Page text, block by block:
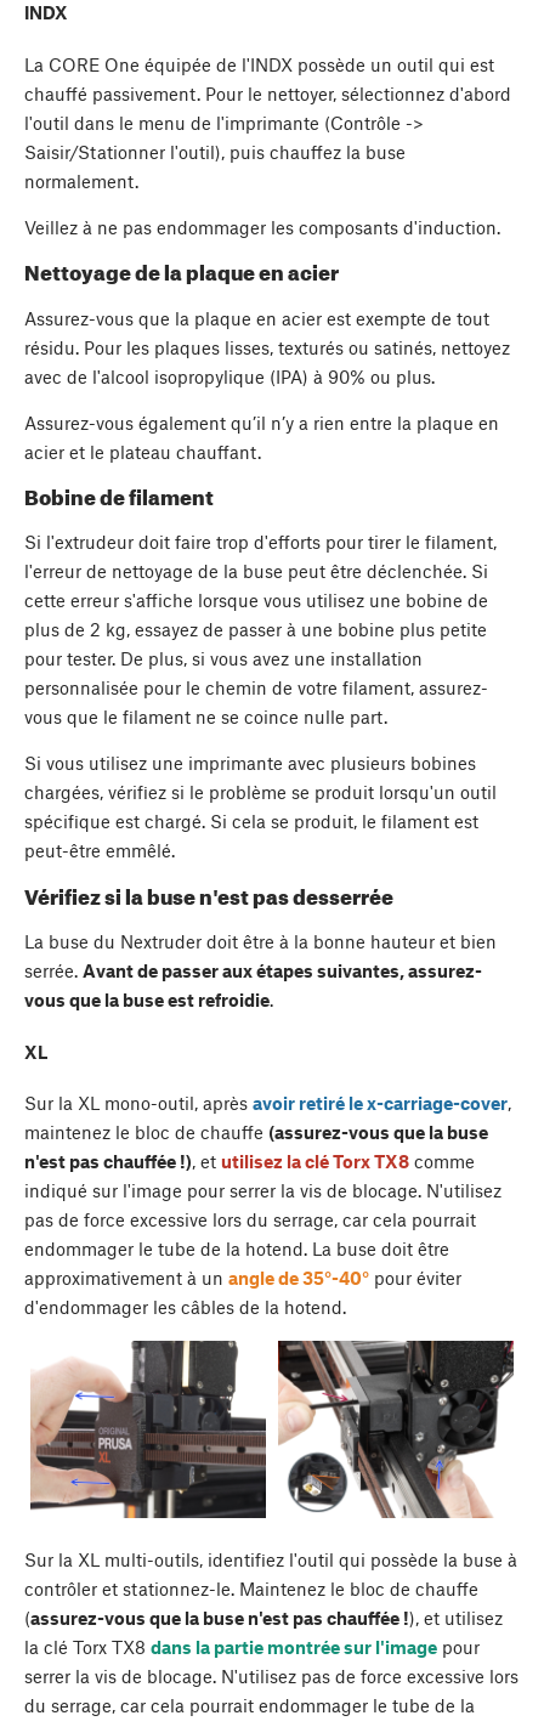
INDX
La CORE One équipée de l'INDX possède un outil qui est
chauffé passivement. Pour le nettoyer, sélectionnez d'abord
l'outil dans le menu de l'imprimante (Contrôle ->
Saisir/Stationner l'outil), puis chauffez la buse
normalement.
Veillez à ne pas endommager les composants d'induction.
Nettoyage de la plaque en acier
Assurez-vous que la plaque en acier est exempte de tout
résidu. Pour les plaques lisses, texturés ou satinés, nettoyez
avec de l'alcool isopropylique (IPA) à 90% ou plus.
Assurez-vous également qu’il n’y a rien entre la plaque en
acier et le plateau chauffant.
Bobine de filament
Si l'extrudeur doit faire trop d'efforts pour tirer le filament,
l'erreur de nettoyage de la buse peut être déclenchée. Si
cette erreur s'affiche lorsque vous utilisez une bobine de
plus de 2 kg, essayez de passer à une bobine plus petite
pour tester. De plus, si vous avez une installation
personnalisée pour le chemin de votre filament, assurez-
vous que le filament ne se coince nulle part.
Si vous utilisez une imprimante avec plusieurs bobines
chargées, vérifiez si le problème se produit lorsqu'un outil
spécifique est chargé. Si cela se produit, le filament est
peut-être emmêlé.
Vérifiez si la buse n'est pas desserrée
La buse du Nextruder doit être à la bonne hauteur et bien
serrée. Avant de passer aux étapes suivantes, assurez-
vous que la buse est refroidie.
XL
Sur la XL mono-outil, après avoir retiré le x-carriage-cover,
maintenez le bloc de chauffe (assurez-vous que la buse
n'est pas chauffée !), et utilisez la clé Torx TX8 comme
indiqué sur l'image pour serrer la vis de blocage. N'utilisez
pas de force excessive lors du serrage, car cela pourrait
endommager le tube de la hotend. La buse doit être
approximativement à un angle de 35°-40° pour éviter
d'endommager les câbles de la hotend.
Sur la XL multi-outils, identifiez l'outil qui possède la buse à
contrôler et stationnez-le. Maintenez le bloc de chauffe
(assurez-vous que la buse n'est pas chauffée !), et utilisez
la clé Torx TX8 dans la partie montrée sur l'image pour
serrer la vis de blocage. N'utilisez pas de force excessive lors
du serrage, car cela pourrait endommager le tube de la